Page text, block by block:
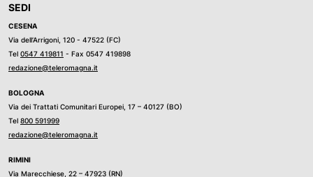
SEDI
CESENA
Via dell’Arrigoni, 120 - 47522 (FC)
Tel 0547 419811 - Fax 0547 419898
redazione@teleromagna.it
BOLOGNA
Via dei Trattati Comunitari Europei, 17 – 40127 (BO)
Tel 800 591999
redazione@teleromagna.it
RIMINI
Via Marecchiese, 22 – 47923 (RN)